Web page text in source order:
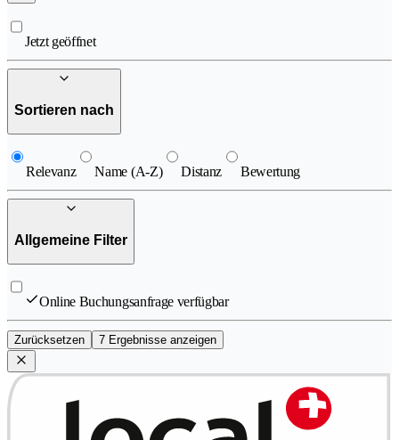
Jetzt geöffnet
Sortieren nach
Relevanz Name (A-Z) Distanz Bewertung
Allgemeine Filter
Online Buchungsanfrage verfügbar
Zurücksetzen 7 Ergebnisse anzeigen